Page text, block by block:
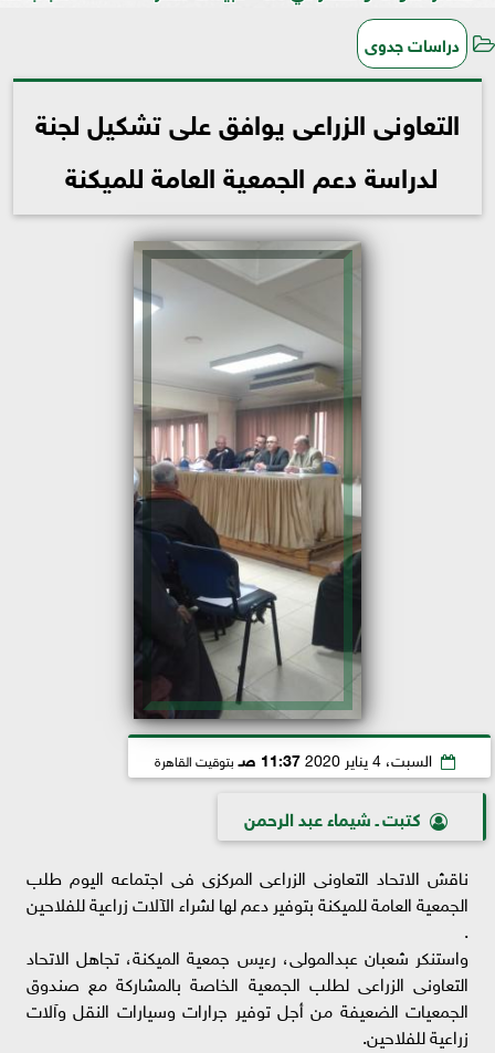
دراسات جدوى
التعاونى الزراعى يوافق على تشكيل لجنة
لدراسة دعم الجمعية العامة للميكنة
السبت، 4 يناير 2020 11:37 صـ بتوقيت القاهرة
كتبت ـ شيماء عبد الرحمن
ناقش الاتحاد التعاونى الزراعى المركزى فى اجتماعه اليوم طلب
الجمعية العامة للميكنة بتوفير دعم لها لشراء الآلات زراعية للفلاحين
.
واستنكر شعبان عبدالمولى، رءيس جمعية الميكنة، تجاهل الاتحاد
التعاونى الزراعى لطلب الجمعية الخاصة بالمشاركة مع صندوق
الجمعيات الضعيفة من أجل توفير جرارات وسيارات النقل وآلات
زراعية للفلاحين.